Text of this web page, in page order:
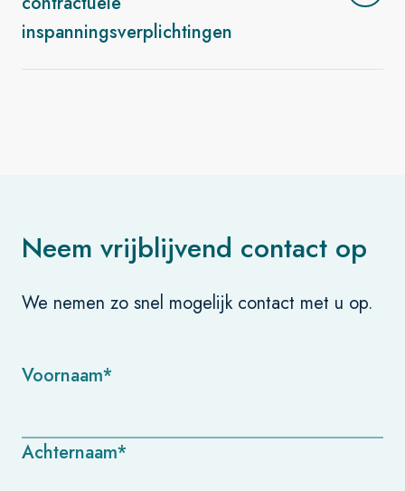
inspanningsverplichtingen
Neem vrijblijvend contact op
We nemen zo snel mogelijk contact met u op.
Voornaam*
Achternaam*